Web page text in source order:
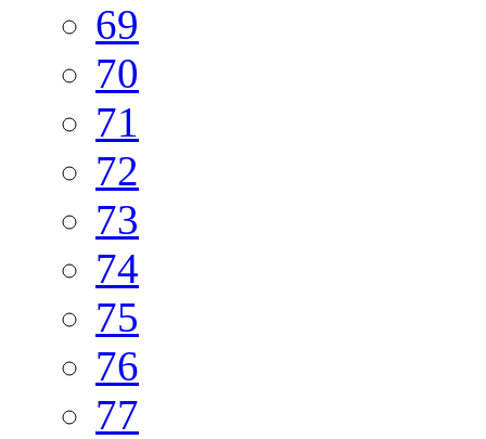
69
70
71
72
73
74
75
76
77